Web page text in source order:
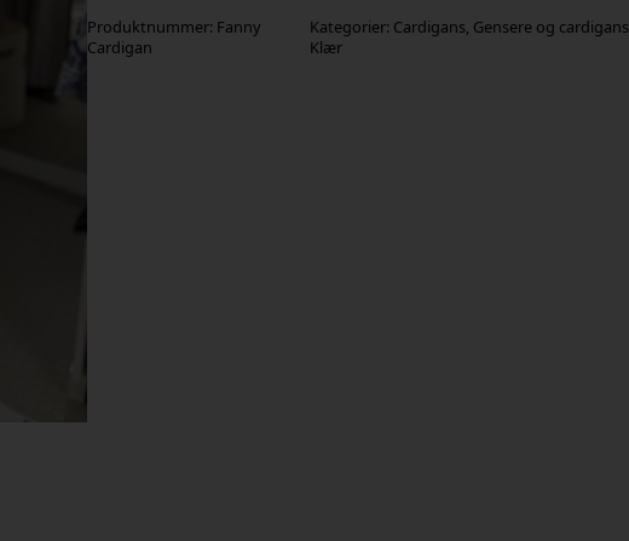
Produktnummer: Fanny
Cardigan
Kategorier: Cardigans, Gensere og cardigans
Klær